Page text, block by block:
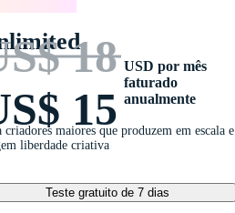
18
15
USD por mês
faturado
anualmente
criadores maiores que produzem em escala e
liberdade criativa
Teste gratuito de 7 dias